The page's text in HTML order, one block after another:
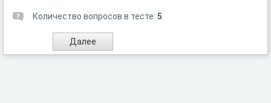
Количество вопросов в тесте: 5